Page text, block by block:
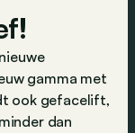
gamma met
ook gefacelift,
dan